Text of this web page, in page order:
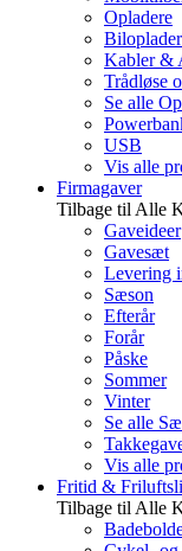
Opladere
Kabler &
Trådløse
Se alle
USB
Vis alle
Firmagaver
Tilbage til Alle
Gaveideer
Gavesæt
Levering
Sæson
Efterår
Forår
Påske
Sommer
Vinter
Se alle
Vis alle
Fritid &
Tilbage til Alle